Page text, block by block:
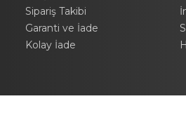
Sipariş Takibi
Garanti ve İade
Kolay İade